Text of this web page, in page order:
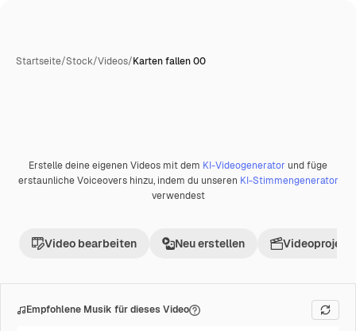
Startseite/Stock/Videos/Karten fallen 00
Premium
Erstelle deine eigenen Videos mit dem KI-Videogenerator und füge
erstaunliche Voiceovers hinzu, indem du unseren KI-Stimmengenerator
verwendest
Video bearbeiten Neu erstellen Videoprojekt
Empfohlene Musik für dieses Video